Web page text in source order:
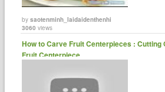
bysaotenminh_laidaidenthenhi
3060 views
How to Carve Fruit Centerpieces : Cutting
Fruit Centerpiece